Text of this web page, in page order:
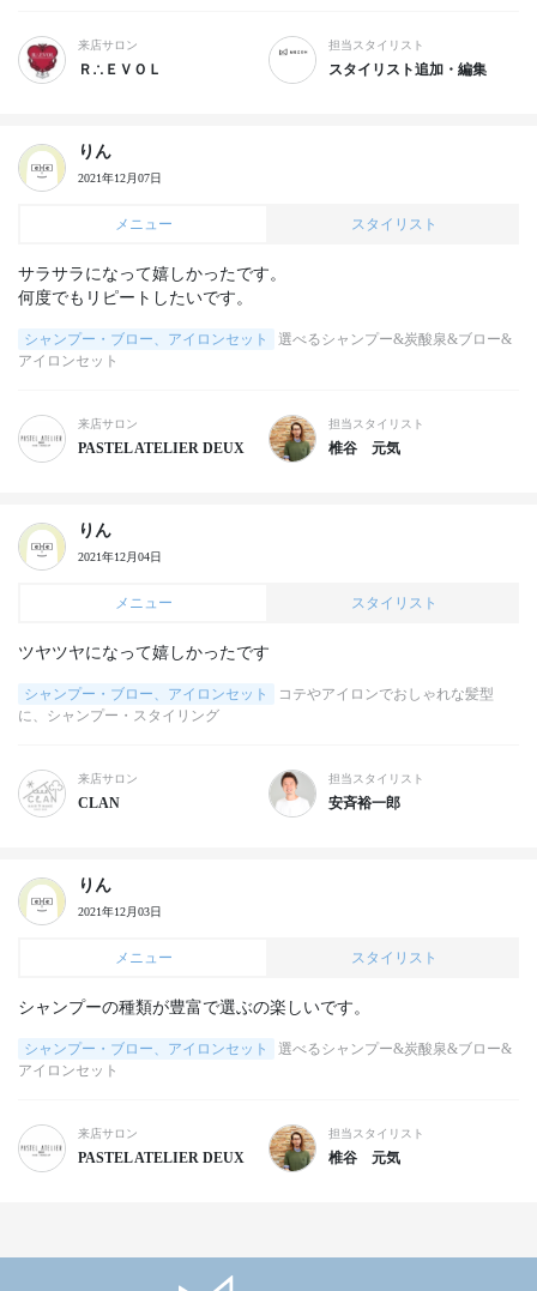
来店サロン
Ｒ∴ＥＶＯＬ
担当スタイリスト
スタイリスト追加・編集
りん
2021年12月07日
メニュー スタイリスト
サラサラになって嬉しかったです。
何度でもリピートしたいです。
シャンプー・ブロー、アイロンセット
選べるシャンプー&炭酸泉&ブロー&
アイロンセット
来店サロン
PASTEL ATELIER DEUX
担当スタイリスト
椎谷 元気
りん
2021年12月04日
メニュー スタイリスト
ツヤツヤになって嬉しかったです
シャンプー・ブロー、アイロンセット
コテやアイロンでおしゃれな髪型
に、シャンプー・スタイリング
来店サロン
CLAN
担当スタイリスト
安斉裕一郎
りん
2021年12月03日
メニュー スタイリスト
シャンプーの種類が豊富で選ぶの楽しいです。
シャンプー・ブロー、アイロンセット
選べるシャンプー&炭酸泉&ブロー&
アイロンセット
来店サロン
PASTEL ATELIER DEUX
担当スタイリスト
椎谷 元気